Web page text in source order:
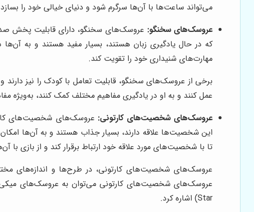
می‌تواند ساعت‌ها با آن‌ها سرگرم شود و دنیای خیالی خود را
عروسک‌های سخنگو: عروسک‌های سخنگو، دارای قابلیت پخش
که در حال یادگیری زبان هستند، بسیار مفید هستند و به
مهارت‌های شنیداری خود را تقویت کند.
برخی از عروسک‌های سخنگو، قابلیت تعامل با کودک را نیز
عمل کنند و به او در یادگیری مفاهیم مختلف کمک کنند، به‌ویژه
عروسک‌های شخصیت‌های کارتونی: عروسک‌های شخصیت‌های
این شخصیت‌ها علاقه دارند، بسیار جذاب هستند و به آن‌ها
تا با شخصیت‌های مورد علاقه خود ارتباط برقرار کند و از بازی با
عروسک‌های شخصیت‌های کارتونی، در طرح‌ها و اندازه‌های
Star) اشاره کرد.